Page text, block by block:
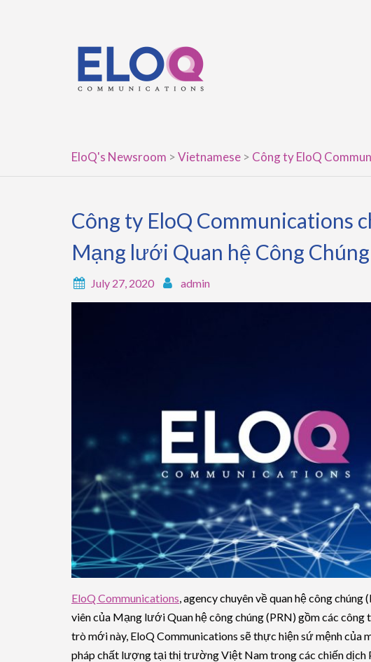
EloQ's Newsroom >Vietnamese > Công ty EloQ
Công ty EloQ Communications
Mạng lưới Quan hệ Công
July 27, 2020 admin
EloQ Communications , agency chuyên về quan hệ công
viên của Mạng lưới Quan hệ công chúng (PRN) gồm các
trò mới này, EloQ Communications sẽ thực hiện sứ mệnh của
pháp chất lượng tại thị trường Việt Nam trong các chiến dịch